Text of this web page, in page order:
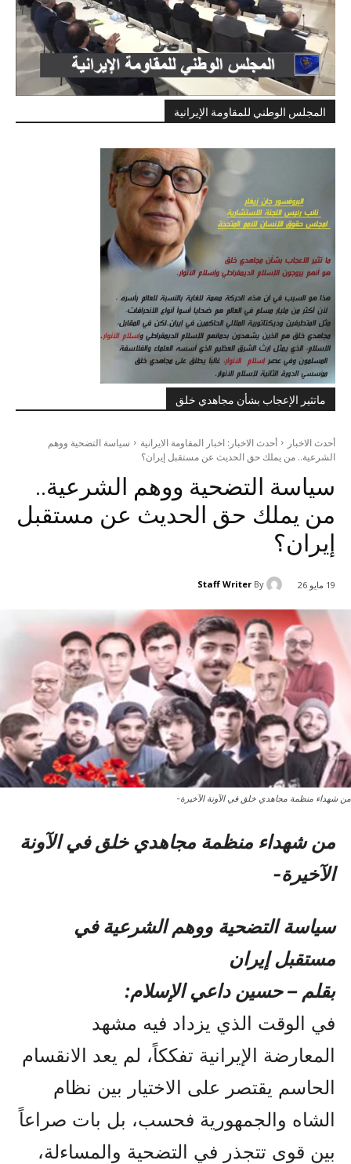
المجلس الوطني للمقاومة الإيرانية
ماتثير الإعجاب بشأن مجاهدي خلق
أحدث الاخبار أحدث الاخبار: اخبار المقاومة الايرانية
سياسة التضحية ووهم
الشرعية.. من يملك حق الحديث عن مستقبل إيران؟
سياسة التضحية ووهم الشرعية..
من يملك حق الحديث عن مستقبل
إيران؟
19 مايو 26 By
Staff Writer
من شهداء منظمة مجاهدي خلق في الآونة الآخیرة-
من شهداء منظمة مجاهدي خلق في الآونة
الآخیرة-
سياسة التضحية ووهم الشرعية في
مستقبل إيران
بقلم – حسين داعي الإسلام:
في الوقت الذي يزداد فيه مشهد
المعارضة الإيرانية تفككاً، لم يعد الانقسام
الحاسم يقتصر على الاختيار بين نظام
الشاه والجمهورية فحسب، بل بات صراعاً
بين قوى تتجذر في التضحية والمساءلة،